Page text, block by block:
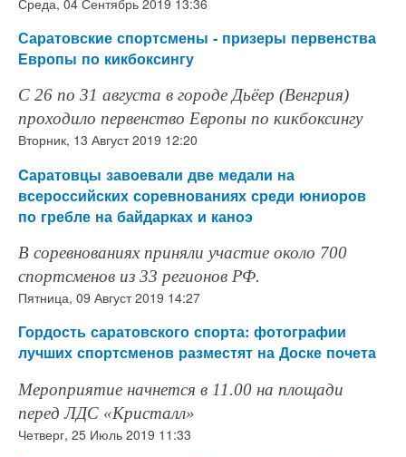
Саратовские спортсмены - призеры первенства
Европы по кикбоксингу
С 26 по 31 августа в городе Дьёер (Венгрия)
проходило первенство Европы по кикбоксингу
Вторник, 13 Август 2019 12:20
Cаратовцы завоевали две медали на
всероссийских соревнованиях среди юниоров
по гребле на байдарках и каноэ
В соревнованиях приняли участие около 700
спортсменов из 33 регионов РФ.
Пятница, 09 Август 2019 14:27
Гордость саратовского спорта: фотографии
лучших спортсменов разместят на Доске почета
Мероприятие начнется в 11.00 на площади
перед ЛДС «Кристалл»
Четверг, 25 Июль 2019 11:33